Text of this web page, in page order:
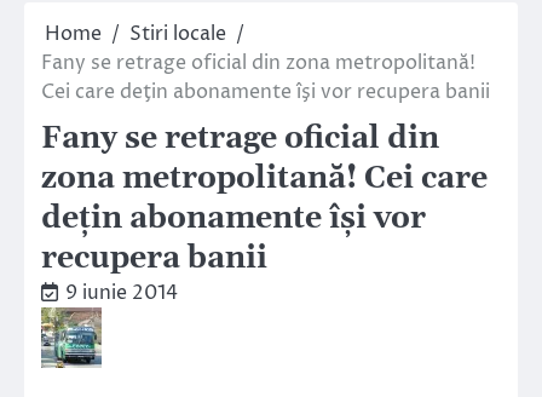
Home
Stiri locale
Fany se retrage oficial din zona metropolitană!
Cei care deţin abonamente îşi vor recupera banii
Fany se retrage oficial din
zona metropolitană! Cei care
deţin abonamente îşi vor
recupera banii
9 iunie 2014